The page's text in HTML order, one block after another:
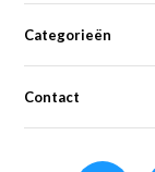
Categorieën
Contact